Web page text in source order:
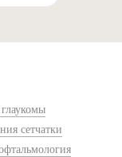
сетчатки